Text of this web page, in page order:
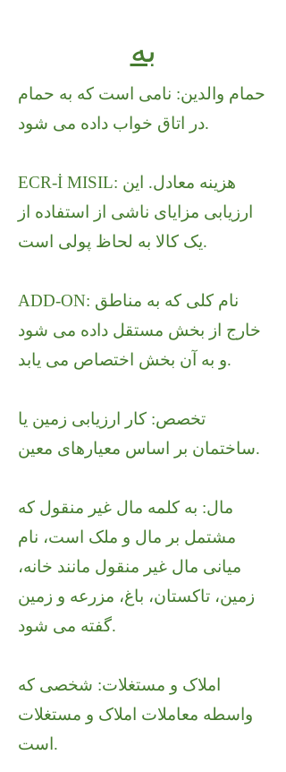
به
حمام والدین: نامی است که به حمام
در اتاق خواب داده می شود.
ECR-İ MISIL: هزینه معادل. این
ارزیابی مزایای ناشی از استفاده از
یک کالا به لحاظ پولی است.
ADD-ON: نام کلی که به مناطق
خارج از بخش مستقل داده می شود
و به آن بخش اختصاص می یابد.
تخصص: کار ارزیابی زمین یا
ساختمان بر اساس معیارهای معین.
مال: به کلمه مال غیر منقول که
مشتمل بر مال و ملک است، نام
میانی مال غیر منقول مانند خانه،
زمین، تاکستان، باغ، مزرعه و زمین
گفته می شود.
املاک و مستغلات: شخصی که
واسطه معاملات املاک و مستغلات
است.